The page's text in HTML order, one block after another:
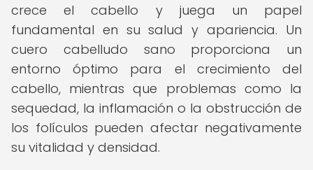
crece el cabello y juega un papel
fundamental en su salud y apariencia. Un
cuero cabelludo sano proporciona un
entorno óptimo para el crecimiento del
cabello, mientras que problemas como la
sequedad, la inflamación o la obstrucción de
los folículos pueden afectar negativamente
su vitalidad y densidad.